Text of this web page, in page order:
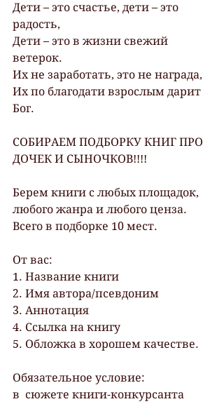
Дети – это счастье, дети – это
радость,
Дети – это в жизни свежий
ветерок.
Их не заработать, это не награда,
Их по благодати взрослым дарит
Бог.
СОБИРАЕМ ПОДБОРКУ КНИГ ПРО
ДОЧЕК И СЫНОЧКОВ!!!!
Берем книги с любых площадок,
любого жанра и любого ценза.
Всего в подборке 10 мест.
От вас:
1. Название книги
2. Имя автора/псевдоним
3. Аннотация
4. Ссылка на книгу
5. Обложка в хорошем качестве.
Обязательное условие:
в  сюжете книги-конкурсанта